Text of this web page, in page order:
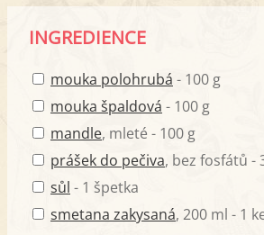
INGREDIENCE
mouka polohrubá - 100 g
mouka špaldová - 100 g
mandle, mleté - 100 g
prášek do pečiva, bez fosfátů -
sůl - 1 špetka
smetana zakysaná, 200 ml - 1